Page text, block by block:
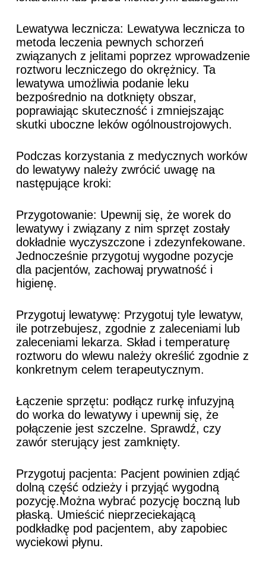
Lewatywa lecznicza: Lewatywa lecznicza to
metoda leczenia pewnych schorzeń
związanych z jelitami poprzez wprowadzenie
roztworu leczniczego do okrężnicy. Ta
lewatywa umożliwia podanie leku
bezpośrednio na dotknięty obszar,
poprawiając skuteczność i zmniejszając
skutki uboczne leków ogólnoustrojowych.
Podczas korzystania z medycznych worków
do lewatywy należy zwrócić uwagę na
następujące kroki:
Przygotowanie: Upewnij się, że worek do
lewatywy i związany z nim sprzęt zostały
dokładnie wyczyszczone i zdezynfekowane.
Jednocześnie przygotuj wygodne pozycje
dla pacjentów, zachowaj prywatność i
higienę.
Przygotuj lewatywę: Przygotuj tyle lewatyw,
ile potrzebujesz, zgodnie z zaleceniami lub
zaleceniami lekarza. Skład i temperaturę
roztworu do wlewu należy określić zgodnie z
konkretnym celem terapeutycznym.
Łączenie sprzętu: podłącz rurkę infuzyjną
do worka do lewatywy i upewnij się, że
połączenie jest szczelne. Sprawdź, czy
zawór sterujący jest zamknięty.
Przygotuj pacjenta: Pacjent powinien zdjąć
dolną część odzieży i przyjąć wygodną
pozycję.Można wybrać pozycję boczną lub
płaską. Umieścić nieprzeciekającą
podkładkę pod pacjentem, aby zapobiec
wyciekowi płynu.